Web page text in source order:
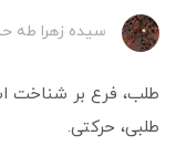
سیده زهرا طه
طلب، فرع بر شناخت
طلبی، حرکتی.